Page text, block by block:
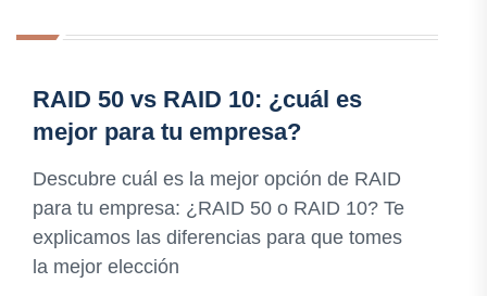
RAID 50 vs RAID 10: ¿cuál es
mejor para tu empresa?
Descubre cuál es la mejor opción de RAID
para tu empresa: ¿RAID 50 o RAID 10? Te
explicamos las diferencias para que tomes
la mejor elección